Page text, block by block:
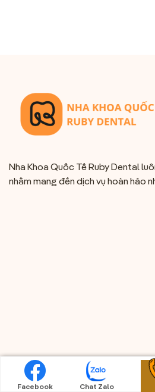
Nha Khoa Quốc Tế Ruby Dental
nhằm mang đến dịch vụ hoàn hảo
Facebook
Chat Zalo